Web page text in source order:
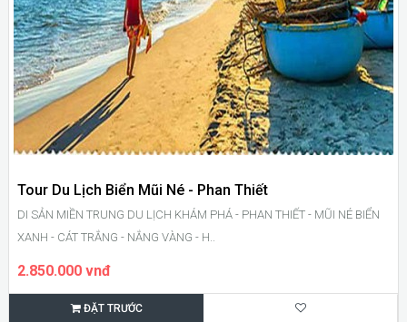
Tour Du Lịch Biển Mũi Né - Phan Thiết
DI SẢN MIỀN TRUNG DU LỊCH KHÁM PHÁ - PHAN THIẾT - MŨI NÉ BIỂN
XANH - CÁT TRẮNG - NẮNG VÀNG - H..
2.850.000 vnđ
ĐẶT TRƯỚC